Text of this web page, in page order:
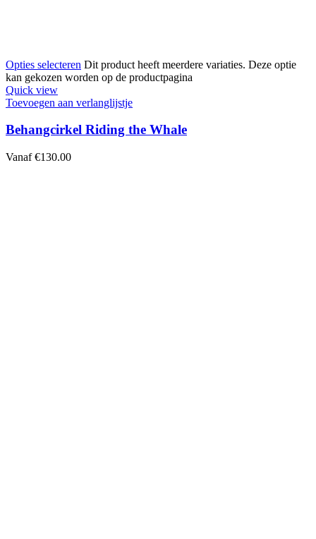
Opties selecteren Dit product heeft meerdere variaties. Deze optie
kan gekozen worden op de productpagina
Quick view
Toevoegen aan verlanglijstje
Behangcirkel Riding the Whale
Vanaf €130.00